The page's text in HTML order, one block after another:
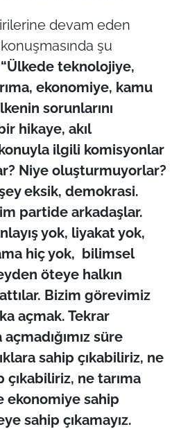
devam eden
şu
“Ülkede teknolojiye,
ekonomiye, kamu
sorunlarını
hikaye, akıl
ilgili komisyonlar
Niye oluşturmuyorlar?
eksik, demokrasi.
partide arkadaşlar.
yok, liyakat yok,
hiç yok, bilimsel
öteye halkın
Bizim görevimiz
açmak. Tekrar
süre
sahip çıkabiliriz, ne
çıkabiliriz, ne tarıma
ekonomiye sahip
sahip çıkamayız.